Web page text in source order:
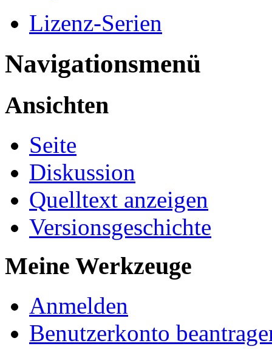
Lizenz-Serien
Navigationsmenü
Ansichten
Seite
Diskussion
Quelltext anzeigen
Versionsgeschichte
Meine Werkzeuge
Anmelden
Benutzerkonto